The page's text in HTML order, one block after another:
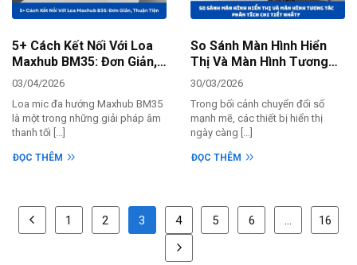
5+ Cách Kết Nối Với Loa
Maxhub BM35: Đơn Giản,
Thuận Tiện
03/04/2026
Loa mic đa hướng Maxhub BM35
là một trong những giải pháp âm
thanh tối [...]
ĐỌC THÊM
So Sánh Màn Hình Hiển
Thị Và Màn Hình Tương
Tác: Phân Tích Chi Tiết
30/03/2026
Trong bối cảnh chuyển đổi số
mạnh mẽ, các thiết bị hiển thị
ngày càng [...]
ĐỌC THÊM
1 2 3 4 5 6 … 16